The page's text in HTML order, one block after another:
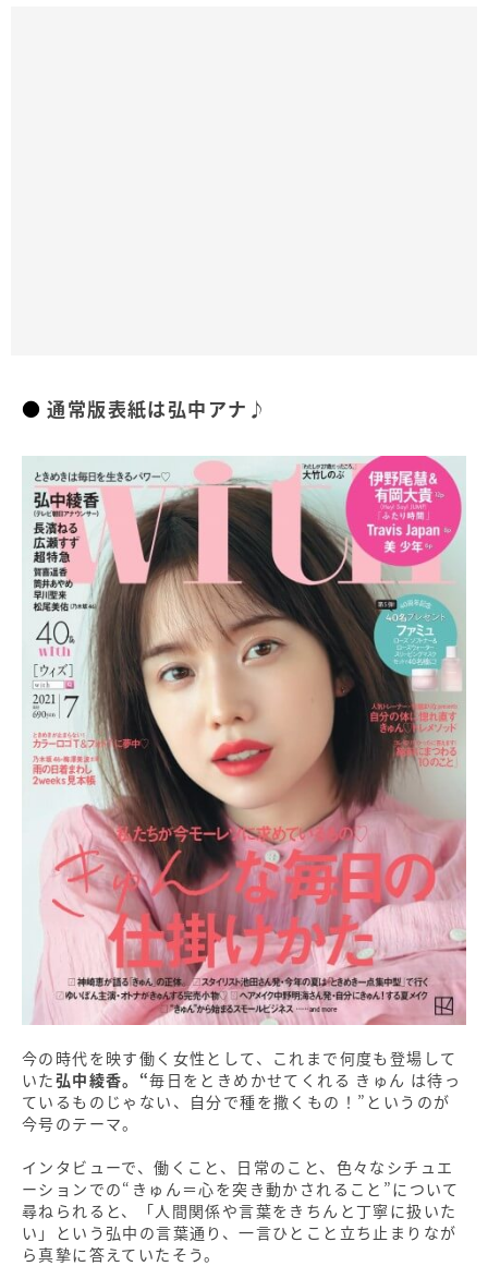
通常版表紙は弘中アナ♪
今の時代を映す働く女性として、これまで何度も登場して
いた弘中綾香。“毎日をときめかせてくれる きゅん は待っ
ているものじゃない、自分で種を撒くもの！”というのが
今号のテーマ。
インタビューで、働くこと、日常のこと、色々なシチュエ
ーションでの“きゅん＝心を突き動かされること”について
尋ねられると、「人間関係や言葉をきちんと丁寧に扱いた
い」という弘中の言葉通り、一言ひとこと立ち止まりなが
ら真摯に答えていたそう。